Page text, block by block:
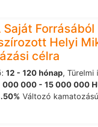
Saját Forrásából
Helyi
célra
12 - 120 hónap, Türelmi
000 000 - 15 000 000
Változó kamatozású